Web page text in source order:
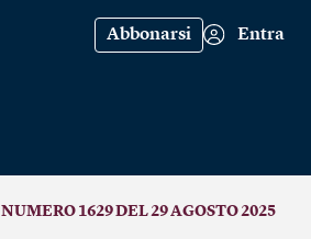
Abbonarsi Entra
NUMERO 1629 DEL 29 AGOSTO 2025